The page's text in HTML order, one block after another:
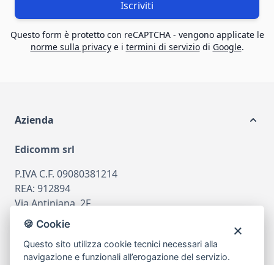
Iscriviti
Questo form è protetto con reCAPTCHA - vengono applicate le
norme sulla privacye i termini di serviziodi Google.
Azienda
Edicomm srl
P.IVA C.F. 09080381214
REA: 912894
Via Antiniana, 2F
80078 Pozzuoli
tel081.7515380
emailinfo@edicomm.it
🍪 Cookie
Questo sito utilizza cookie tecnici necessari alla
navigazione e funzionali all’erogazione del servizio.